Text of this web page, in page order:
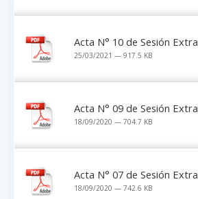
Acta N° 10 de Sesión
25/03/2021 — 917.5 KB
Acta N° 09 de Sesión
18/09/2020 — 704.7 KB
Acta N° 07 de Sesión
18/09/2020 — 742.6 KB